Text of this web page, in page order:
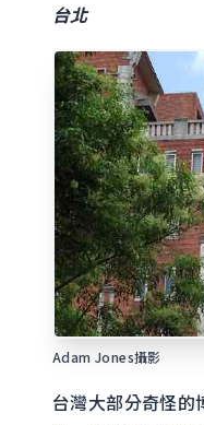
台北
Adam Jones攝影
台灣大部分奇怪的